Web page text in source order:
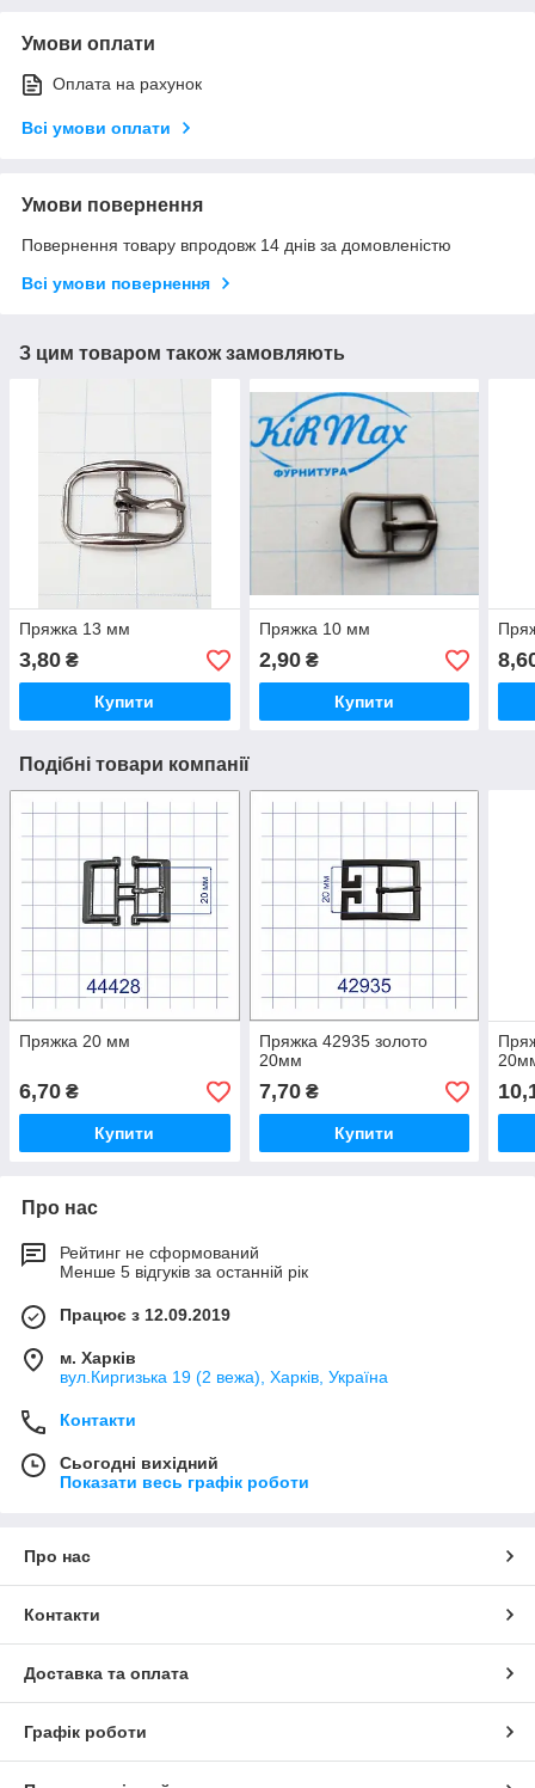
Умови оплати
Оплата на рахунок
Всі умови оплати
Умови повернення
Повернення товару впродовж 14 днів за домовленістю
Всі умови повернення
З цим товаром також замовляють
Пряжка 13 мм
3,80 ₴
Купити
Пряжка 10 мм
2,90₴
Купити
Подібні товари компанії
Пряжка 20 мм
6,70 ₴
Купити
Пряжка 42935 золото
20мм
7,70₴
Купити
Про нас
Рейтинг не сформований
Менше 5 відгуків за останній рік
Працює з 12.09.2019
м. Харків
вул.Киргизька 19 (2 вежа), Харків, Україна
Контакти
Сьогодні вихідний
Показати весь графік роботи
Про нас
Контакти
Доставка та оплата
Графік роботи